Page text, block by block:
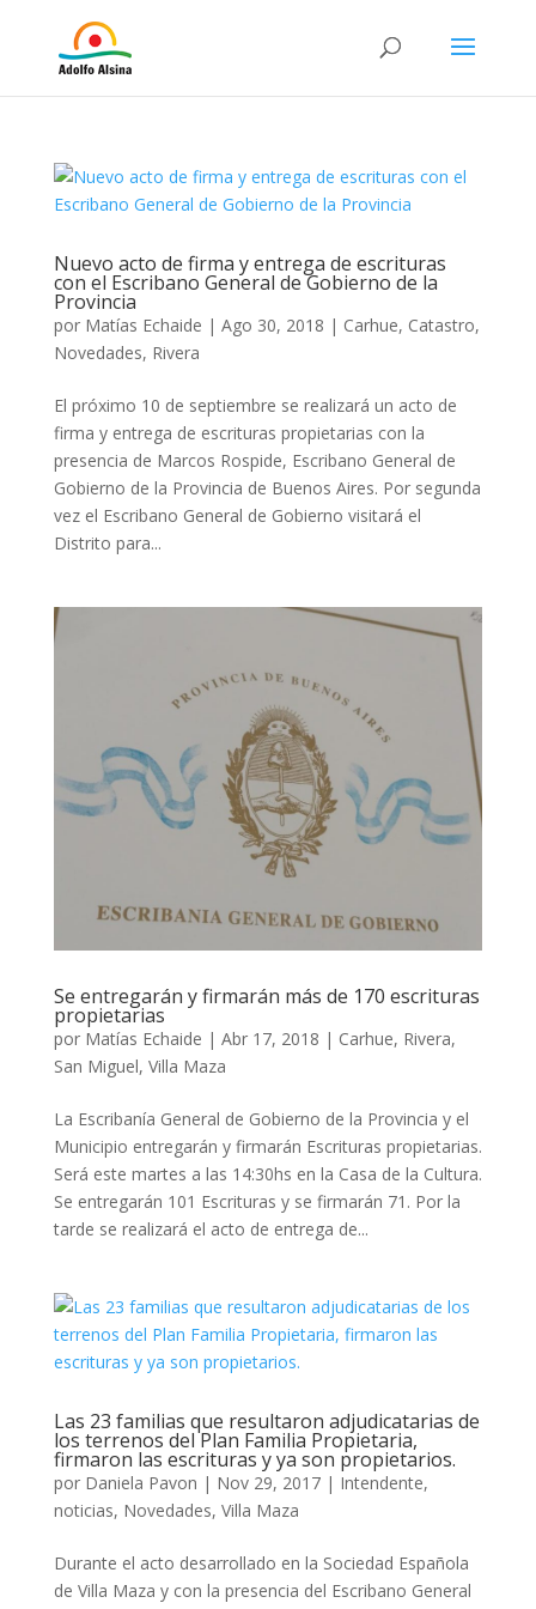
Nuevo acto de firma y entrega de escrituras
con el Escribano General de Gobierno de la
Provincia
por Matías Echaide | Ago 30, 2018 | Carhue, Catastro,
Novedades, Rivera
El próximo 10 de septiembre se realizará un acto de
firma y entrega de escrituras propietarias con la
presencia de Marcos Rospide, Escribano General de
Gobierno de la Provincia de Buenos Aires. Por segunda
vez el Escribano General de Gobierno visitará el
Distrito para...
Se entregarán y firmarán más de 170 escrituras
propietarias
por Matías Echaide | Abr 17, 2018 | Carhue, Rivera,
San Miguel, Villa Maza
La Escribanía General de Gobierno de la Provincia y el
Municipio entregarán y firmarán Escrituras propietarias.
Será este martes a las 14:30hs en la Casa de la Cultura.
Se entregarán 101 Escrituras y se firmarán 71. Por la
tarde se realizará el acto de entrega de...
Las 23 familias que resultaron adjudicatarias de
los terrenos del Plan Familia Propietaria,
firmaron las escrituras y ya son propietarios.
por Daniela Pavon | Nov 29, 2017| Intendente,
noticias, Novedades, Villa Maza
Durante el acto desarrollado en la Sociedad Española
de Villa Maza y con la presencia del Escribano General